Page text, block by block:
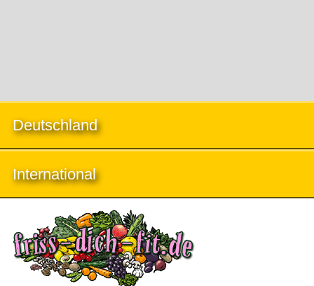
Deutschland
International